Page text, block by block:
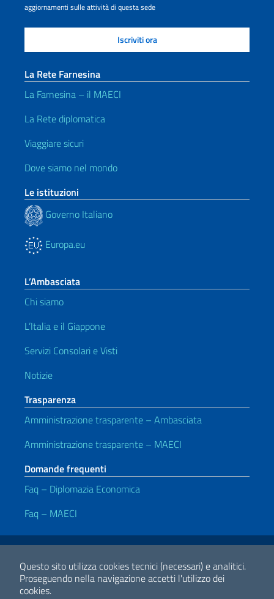
Questo sito utilizza cookies tecnici (necessari) e analitici.
Proseguendo nella navigazione accetti l'utilizzo dei
cookies.
aggiornamenti sulle attività di questa sede
La Rete Farnesina
La Farnesina – il MAECI
La Rete diplomatica
Viaggiare sicuri
Dove siamo nel mondo
Le istituzioni
Governo Italiano
Europa.eu
L’Ambasciata
Chi siamo
L’Italia e il Giappone
Servizi Consolari e Visti
Notizie
Trasparenza
Amministrazione trasparente – Ambasciata
Amministrazione trasparente – MAECI
Domande frequenti
Faq – Diplomazia Economica
Faq – MAECI
Link Utili